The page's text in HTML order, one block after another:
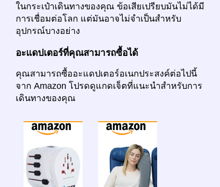
ในกระเป๋าเดินทางของคุณ ข้อเสียเปรียบมันไม่ได้มี
การเชื่อมต่อโลก แต่มันอาจไม่จำเป็นสำหรับ
อุปกรณ์บางอย่าง
อะแดปเตอร์ที่คุณสามารถซื้อได้
คุณสามารถซื้ออะแดปเตอร์อเนกประสงค์ต่อไปนี้
จาก Amazon โปรดดูแกดเจ็ตที่แนะนำสำหรับการ
เดินทางของคุณ